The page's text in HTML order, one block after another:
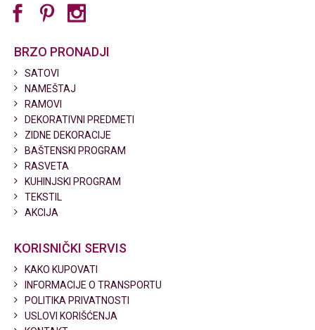
BRZO PRONADJI
SATOVI
NAMEŠTAJ
RAMOVI
DEKORATIVNI PREDMETI
ZIDNE DEKORACIJE
BAŠTENSKI PROGRAM
RASVETA
KUHINJSKI PROGRAM
TEKSTIL
AKCIJA
KORISNIČKI SERVIS
KAKO KUPOVATI
INFORMACIJE O TRANSPORTU
POLITIKA PRIVATNOSTI
USLOVI KORIŠĆENJA